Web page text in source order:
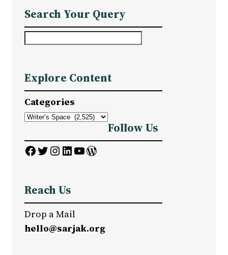
Search Your Query
r
c
h
Explore Content
Categories
Follow Us
Facebook Twitter InstagramLinkedIn YouTube WordPress
Reach Us
Drop a Mail
hello@sarjak.org